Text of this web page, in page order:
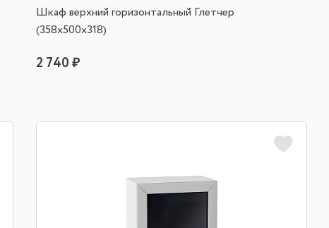
Шкаф верхний горизонтальный Глетчер
(358х500х318)
2 740 ₽